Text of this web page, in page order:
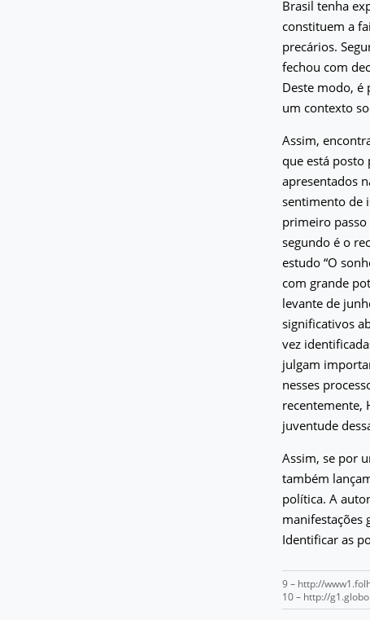
Brasil tenha
constituem a
precários.
fechou com
Deste modo, é
um contexto
Assim,
que está posto
apresentados
sentimento de
primeiro passo
segundo é o
estudo “O
com grande
levante de
significativos
vez
julgam
nesses
recentemente,
juventude
Assim, se por
também
política. A
manifestações
Identificar as
9 – http://
10 – http://